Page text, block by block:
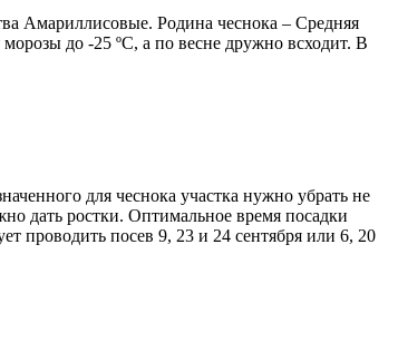
Амариллисовые. Родина чеснока – Средняя
до -25 ºC, а по весне дружно всходит. В
для чеснока участка нужно убрать не
дать ростки. Оптимальное время посадки
проводить посев 9, 23 и 24 сентября или 6, 20